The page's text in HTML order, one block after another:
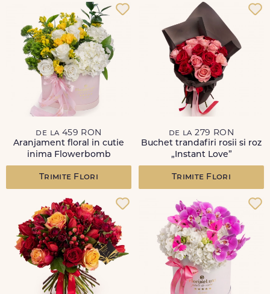
de la 459 RON
Aranjament floral in cutie
inima Flowerbomb
Trimite Flori
de la 279 RON
Buchet trandafiri rosii si roz
„Instant Love”
Trimite Flori